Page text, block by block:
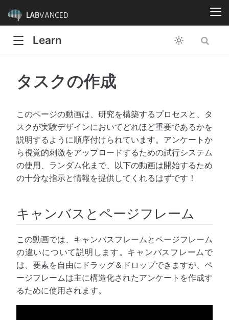
LABVANCED
Learn
タスクの作成
このページの動画は、研究を構築するプロセスと、タ
スクが実験デザインにおいてどれほど重要であるかを
説明するように順序付けられています。アンケートか
ら視覚的刺激をアップロードするための試行システム
の使用、ランダム化まで、以下の動画は開始するため
の十分な指示と情報を提供してくれるはずです！
キャンバスとページフレーム
この動画では、キャンバスフレームとページフレーム
の違いについて説明します。キャンバスフレームで
は、要素を自由にドラッグ＆ドロップできますが、ペ
ージフレームは主に構造化されたアンケートを作成す
るために使用されます。